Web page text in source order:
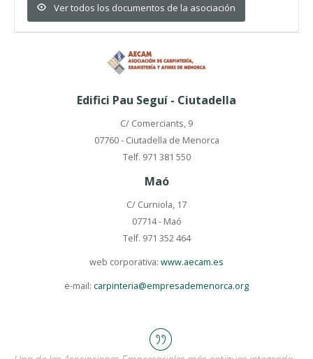
Ver todos los documentos de la asociación
Edifici Pau Seguí - Ciutadella
C/ Comerciants, 9
07760 - Ciutadella de Menorca
Telf. 971 381 550
Maó
C/ Curniola, 17
07714 - Maó
Telf. 971 352 464
web corporativa: www.aecam.es
e-mail: carpinteria@empresademenorca.org